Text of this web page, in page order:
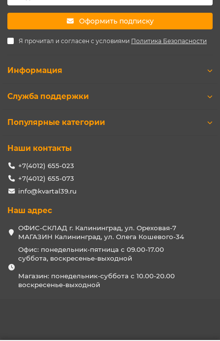
Оформить подписку
Я прочитал и согласен с условиями Политика Безопасности
Информация
Служба поддержки
Популярные категории
Наши контакты
+7(4012) 655-023
+7(4012) 655-073
info@kvartal39.ru
Наш адрес
ОФИС-СКЛАД г. Калининград, ул. Ореховая-7
МАГАЗИН Калининград, ул. Олега Кошевого-34
Офис: понедельник-пятница с 09.00-17.00
суббота, воскресенье-выходной
Магазин: понедельник-суббота с 10.00-20.00
воскресенье-выходной